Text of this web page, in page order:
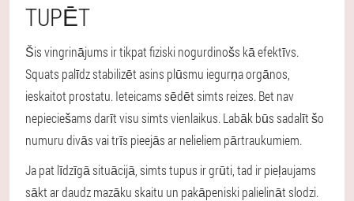
TUPĒT
Šis vingrinājums ir tikpat fiziski nogurdinošs kā efektīvs.
Squats palīdz stabilizēt asins plūsmu iegurņa orgānos,
ieskaitot prostatu. Ieteicams sēdēt simts reizes. Bet nav
nepieciešams darīt visu simts vienlaikus. Labāk būs sadalīt šo
numuru divās vai trīs pieejās ar nelieliem pārtraukumiem.
Ja pat līdzīgā situācijā, simts tupus ir grūti, tad ir pieļaujams
sākt ar daudz mazāku skaitu un pakāpeniski palielināt slodzi.